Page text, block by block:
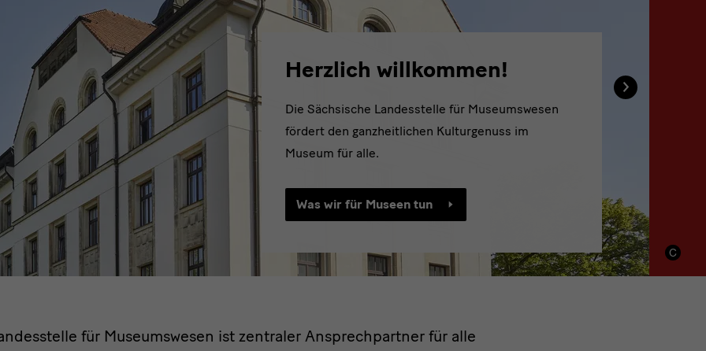
Herzlich willkommen!
Die Sächsische Landesstelle für Museumswesen
fördert den ganzheitlichen Kulturgenuss im
Museum für alle.
Was wir für Museen tun
›
für Museumswesen ist zentraler Ansprechpartner für alle